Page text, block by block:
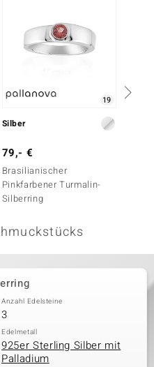
19
Silber
79,- €
Brasilianischer
Pinkfarbener Turmalin-
Silberring
Anzahl Edelsteine
3
Edelmetall
925er Sterling Silber mit
Palladium